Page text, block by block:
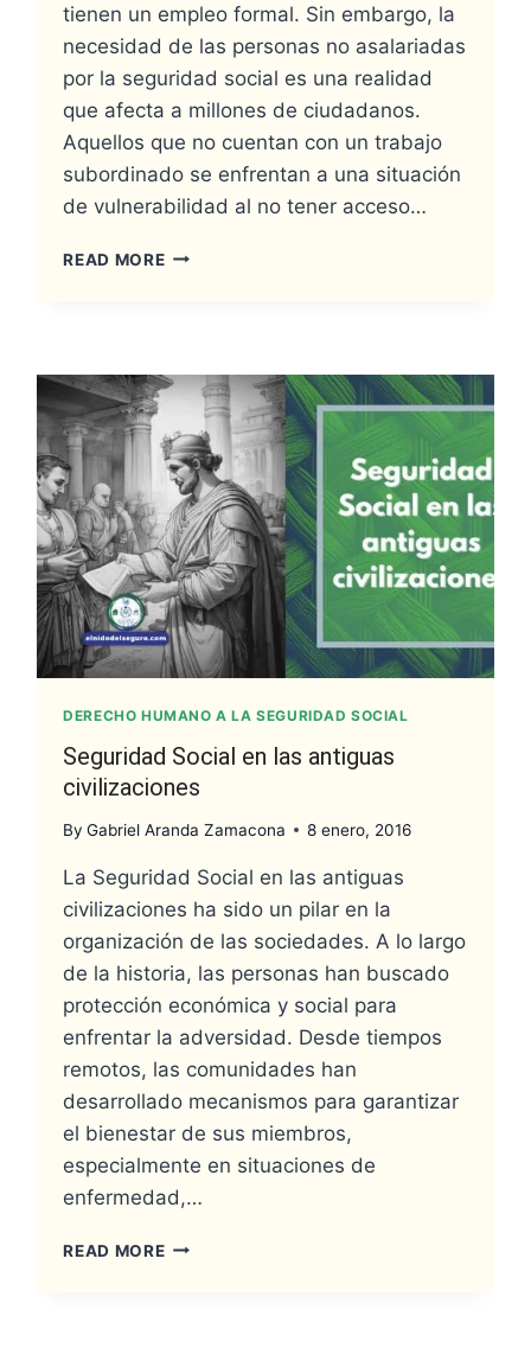
tienen un empleo formal. Sin embargo, la
necesidad de las personas no asalariadas
por la seguridad social es una realidad
que afecta a millones de ciudadanos.
Aquellos que no cuentan con un trabajo
subordinado se enfrentan a una situación
de vulnerabilidad al no tener acceso…
READ MORE
DERECHO HUMANO A LA SEGURIDAD SOCIAL
Seguridad Social en las antiguas
civilizaciones
By Gabriel Aranda Zamacona 8 enero, 2016
La Seguridad Social en las antiguas
civilizaciones ha sido un pilar en la
organización de las sociedades. A lo largo
de la historia, las personas han buscado
protección económica y social para
enfrentar la adversidad. Desde tiempos
remotos, las comunidades han
desarrollado mecanismos para garantizar
el bienestar de sus miembros,
especialmente en situaciones de
enfermedad,…
READ MORE